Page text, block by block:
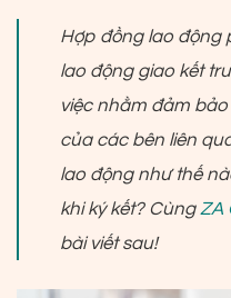
Hợp đồng lao động
lao động giao kết
việc nhằm đảm
của các bên liên
lao động như thế
khi ký kết? CùngZA
bài viết sau!